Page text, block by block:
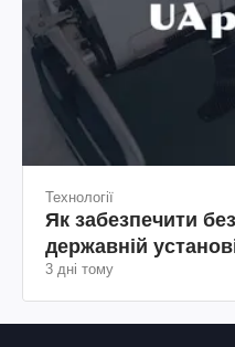
Технології
Як забезпечити
державній
3 дні тому